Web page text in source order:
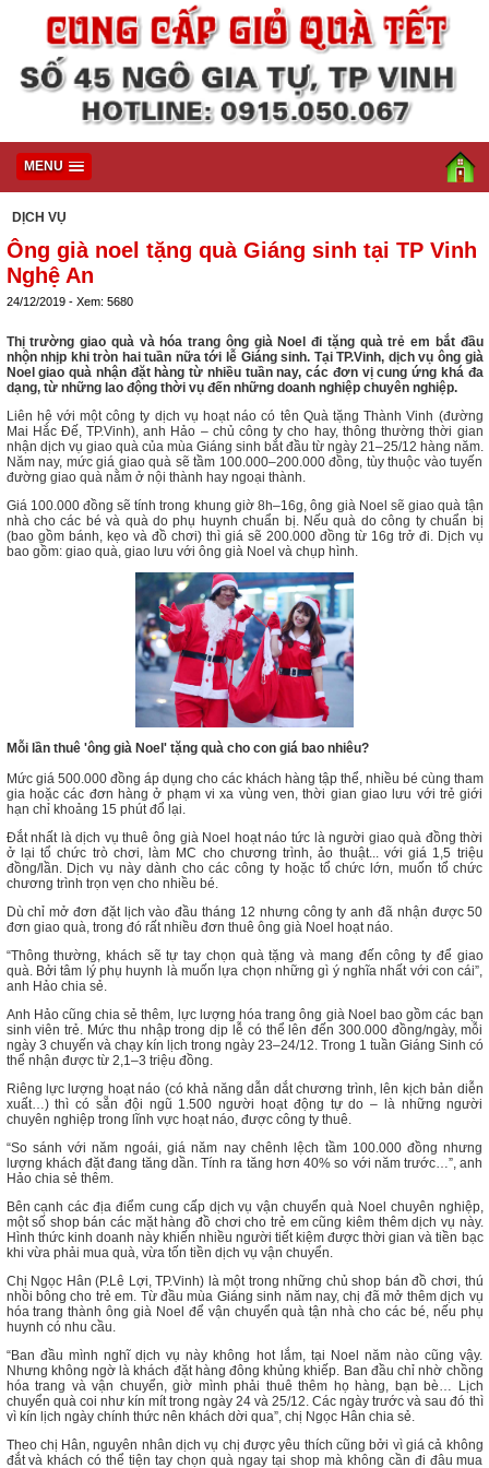
MENU
DỊCH VỤ
Ông già noel tặng quà Giáng sinh tại TP Vinh
Nghệ An
24/12/2019 - Xem: 5680
Thị trường giao quà và hóa trang ông già Noel đi tặng quà trẻ em bắt đầu
nhộn nhịp khi tròn hai tuần nữa tới lễ Giáng sinh. Tại TP.Vinh, dịch vụ ông già
Noel giao quà nhận đặt hàng từ nhiều tuần nay, các đơn vị cung ứng khá đa
dạng, từ những lao động thời vụ đến những doanh nghiệp chuyên nghiệp.
Liên hệ với một công ty dịch vụ hoạt náo có tên Quà tặng Thành Vinh (đường
Mai Hắc Đế, TP.Vinh), anh Hảo – chủ công ty cho hay, thông thường thời gian
nhận dịch vụ giao quà của mùa Giáng sinh bắt đầu từ ngày 21–25/12 hàng năm.
Năm nay, mức giá giao quà sẽ tầm 100.000–200.000 đồng, tùy thuộc vào tuyến
đường giao quà nằm ở nội thành hay ngoại thành.
Giá 100.000 đồng sẽ tính trong khung giờ 8h–16g, ông già Noel sẽ giao quà tận
nhà cho các bé và quà do phụ huynh chuẩn bị. Nếu quà do công ty chuẩn bị
(bao gồm bánh, kẹo và đồ chơi) thì giá sẽ 200.000 đồng từ 16g trở đi. Dịch vụ
bao gồm: giao quà, giao lưu với ông già Noel và chụp hình.
Mỗi lần thuê 'ông già Noel' tặng quà cho con giá bao nhiêu?
Mức giá 500.000 đồng áp dụng cho các khách hàng tập thể, nhiều bé cùng tham
gia hoặc các đơn hàng ở phạm vi xa vùng ven, thời gian giao lưu với trẻ giới
hạn chỉ khoảng 15 phút đổ lại.
Đắt nhất là dịch vụ thuê ông già Noel hoạt náo tức là người giao quà đồng thời
ở lại tổ chức trò chơi, làm MC cho chương trình, ảo thuật... với giá 1,5 triệu
đồng/lần. Dịch vụ này dành cho các công ty hoặc tổ chức lớn, muốn tổ chức
chương trình trọn vẹn cho nhiều bé.
Dù chỉ mở đơn đặt lịch vào đầu tháng 12 nhưng công ty anh đã nhận được 50
đơn giao quà, trong đó rất nhiều đơn thuê ông già Noel hoạt náo.
“Thông thường, khách sẽ tự tay chọn quà tặng và mang đến công ty để giao
quà. Bởi tâm lý phụ huynh là muốn lựa chọn những gì ý nghĩa nhất với con cái”,
anh Hảo chia sẻ.
Anh Hảo cũng chia sẻ thêm, lực lượng hóa trang ông già Noel bao gồm các bạn
sinh viên trẻ. Mức thu nhập trong dịp lễ có thể lên đến 300.000 đồng/ngày, mỗi
ngày 3 chuyến và chạy kín lịch trong ngày 23–24/12. Trong 1 tuần Giáng Sinh có
thể nhận được từ 2,1–3 triệu đồng.
Riêng lực lượng hoạt náo (có khả năng dẫn dắt chương trình, lên kịch bản diễn
xuất…) thì có sẵn đội ngũ 1.500 người hoạt động tự do – là những người
chuyên nghiệp trong lĩnh vực hoạt náo, được công ty thuê.
“So sánh với năm ngoái, giá năm nay chênh lệch tầm 100.000 đồng nhưng
lượng khách đặt đang tăng dần. Tính ra tăng hơn 40% so với năm trước…”, anh
Hảo chia sẻ thêm.
Bên cạnh các địa điểm cung cấp dịch vụ vận chuyển quà Noel chuyên nghiệp,
một số shop bán các mặt hàng đồ chơi cho trẻ em cũng kiêm thêm dịch vụ này.
Hình thức kinh doanh này khiến nhiều người tiết kiệm được thời gian và tiền bạc
khi vừa phải mua quà, vừa tốn tiền dịch vụ vận chuyển.
Chị Ngọc Hân (P.Lê Lợi, TP.Vinh) là một trong những chủ shop bán đồ chơi, thú
nhồi bông cho trẻ em. Từ đầu mùa Giáng sinh năm nay, chị đã mở thêm dịch vụ
hóa trang thành ông già Noel để vận chuyển quà tận nhà cho các bé, nếu phụ
huynh có nhu cầu.
“Ban đầu mình nghĩ dịch vụ này không hot lắm, tại Noel năm nào cũng vậy.
Nhưng không ngờ là khách đặt hàng đông khủng khiếp. Ban đầu chỉ nhờ chồng
hóa trang và vận chuyển, giờ mình phải thuê thêm họ hàng, bạn bè… Lịch
chuyển quà coi như kín mít trong ngày 24 và 25/12. Các ngày trước và sau đó thì
vì kín lịch ngày chính thức nên khách dời qua”, chị Ngọc Hân chia sẻ.
Theo chị Hân, nguyên nhân dịch vụ chị được yêu thích cũng bởi vì giá cả không
đắt và khách có thể tiện tay chọn quà ngay tại shop mà không cần đi đâu mua